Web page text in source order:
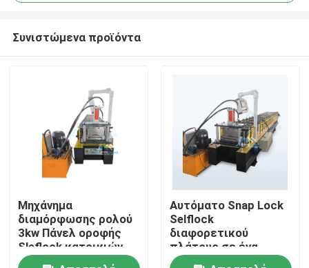
Σπίτι
Συνιστώμενα προϊόντα
Μηχάνημα
διαμόρφωσης ρολού
3kw Πάνελ οροφής
Sleflock κατοικιών
Αυτόματο Snap Lock
Selflock
διαφορετικού
πλάτους σε ένα
μηχάνημα